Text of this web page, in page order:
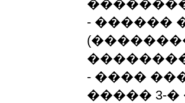
- ������
- ����
����� 3-�